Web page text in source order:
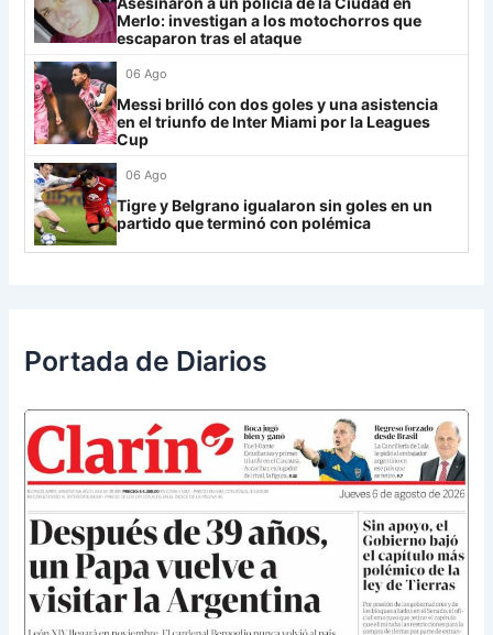
IDV
Rosario Central
UCV FC
Merlo: investigan a los motochorros que
escaparon tras el ataque
06 Ago
Messi brilló con dos goles y una asistencia
en el triunfo de Inter Miami por la Leagues
Cup
06 Ago
Tigre y Belgrano igualaron sin goles en un
partido que terminó con polémica
Portada de Diarios